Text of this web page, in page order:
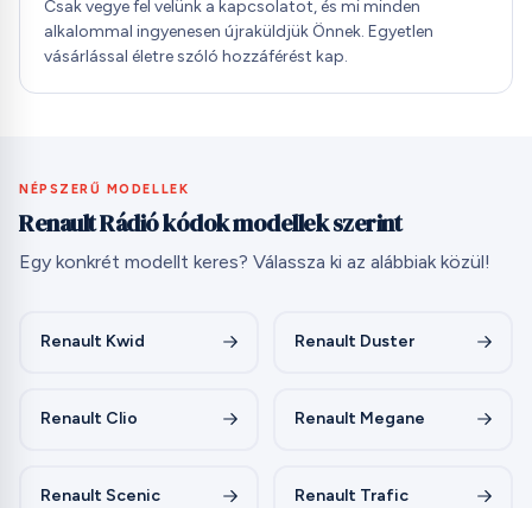
Csak vegye fel velünk a kapcsolatot, és mi minden
alkalommal ingyenesen újraküldjük Önnek. Egyetlen
vásárlással életre szóló hozzáférést kap.
NÉPSZERŰ MODELLEK
Renault Rádió kódok modellek szerint
Egy konkrét modellt keres? Válassza ki az alábbiak közül!
Renault Kwid Renault Duster
Renault Clio Renault Megane
Renault Scenic Renault Trafic